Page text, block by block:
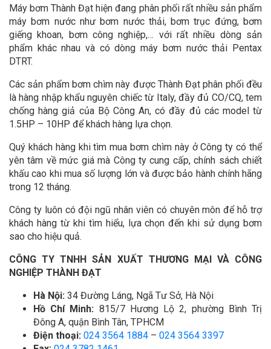
Máy bơm Thành Đạt hiện đang phân phối rất nhiều sản phẩm
máy bơm nước như bơm nước thải, bơm trục đứng, bơm
giếng khoan, bơm công nghiệp,… với rất nhiều dòng sản
phẩm khác nhau và có dòng máy bơm nước thải Pentax
DTRT.
Các sản phẩm bơm chìm này được Thành Đạt phân phối đều
là hàng nhập khẩu nguyên chiếc từ Italy, đầy đủ CO/CQ, tem
chống hàng giả của Bộ Công An, có đầy đủ các model từ
1.5HP – 10HP để khách hàng lựa chọn.
Quý khách hàng khi tìm mua bơm chìm này ở Công ty có thể
yên tâm về mức giá mà Công ty cung cấp, chính sách chiết
khấu cao khi mua số lượng lớn và được bảo hành chính hãng
trong 12 tháng.
Công ty luôn có đội ngũ nhân viên có chuyên môn để hỗ trợ
khách hàng từ khi tìm hiểu, lựa chọn đến khi sử dụng bơm
sao cho hiệu quả.
CÔNG TY TNHH SẢN XUẤT THƯƠNG MẠI VÀ CÔNG
NGHIỆP THÀNH ĐẠT
Hà Nội: 34 Đường Láng, Ngã Tư Sở, Hà Nội
Hồ Chí Minh: 815/7 Hương Lộ 2, phường Bình Trị
Đông A, quận Bình Tân, TPHCM
Điện thoại: 024 3564 1884 – 024 3564 3397